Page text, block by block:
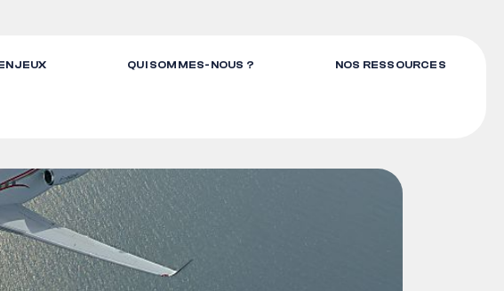
QUI SOMMES-NOUS ? NOS RESSOURCES